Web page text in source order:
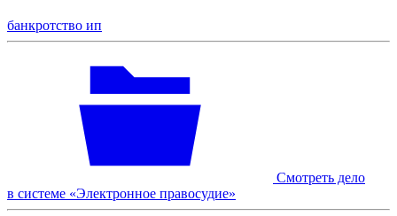
банкротство ип
Смотреть дело
в системе «Электронное правосудие»